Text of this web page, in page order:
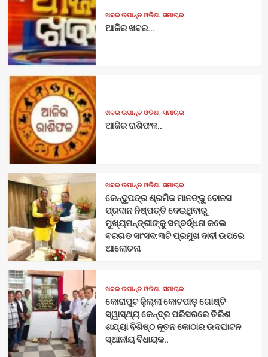
ଖବର ଉପାନ୍ତ ଓଡିଶା ସମାଚାର
ଆଜିର ଖବର…
ଖବର ଉପାନ୍ତ ଓଡିଶା ସମାଚାର
ଆଜିର ରାଶିଫଳ..
ଖବର ଉପାନ୍ତ ଓଡିଶା ସମାଚାର
କେନ୍ଦୁପତ୍ର ଶ୍ରମିକ ମାନଙ୍କୁ ବୋନସ
ପ୍ରଦାନ ନିଷ୍ପତ୍ତି ଦେଇଥିବାରୁ
ମୁଖ୍ୟମନ୍ତ୍ରୀଙ୍କୁ ସମ୍ବର୍ଦ୍ଧନା କଲେ
ବରଗଡ ସାଂସଦ:୩ଟି ପ୍ରମୁଖ ଦାବୀ ଉପରେ
ଆଲୋଚନା
ଖବର ଉପାନ୍ତ ଓଡିଶା ସମାଚାର
କୋରାପୁଟ ଜ଼ିଲ୍ଲା କୋଟପାଡ଼ ଗୋଷ୍ଟି
ସ୍ୱାସ୍ଥ୍ୟ କେନ୍ଦ୍ର ପରିସରରେ ତିରିଶ
ଶଯ୍ୟା ବିଶିଷ୍ଠ ନୂତନ କୋଠାର ଉଦଘାଟନ
ସ୍ଥାନୀୟ ବିଧାୟକ..